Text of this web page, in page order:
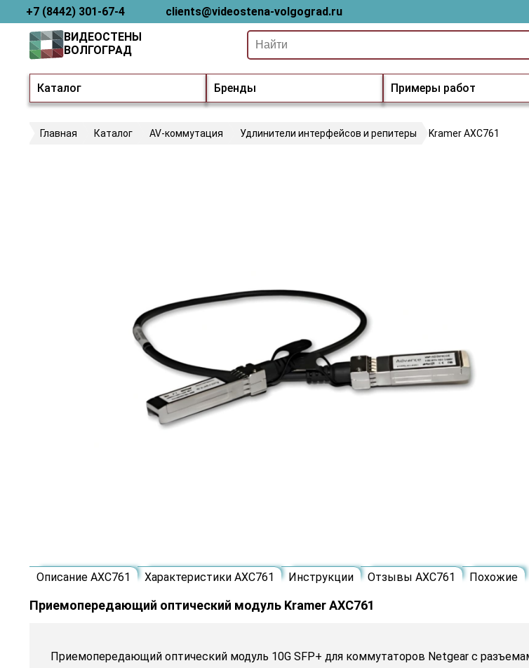
+7 (8442) 301-67-4 clients@videostena-volgograd.ru
Каталог Бренды Примеры работ
ВИДЕОСТЕНЫ
ВОЛГОГРАД
Главная Каталог AV-коммутация Удлинители интерфейсов и репитеры Kramer AXC761
Описание AXC761 Характеристики AXC761 Инструкции Отзывы AXC761 Похожие
Приемопередающий оптический модуль Kramer AXC761
Приемопередающий оптический модуль 10G SFP+ для коммутаторов Netgear с